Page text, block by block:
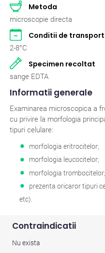
Pisici
Rumegatoare mari
Metoda
microscopie directa
Conditii de transport
2-8°C
Specimen recoltat
sange EDTA
Informatii generale
Examinarea microscopica a
cu privire la morfologia
tipuri celulare:
morfologia eritrocitelor;
morfologia leucocitelor;
morfologia trombocitelor;
prezenta oricaror tipuri
etc).
Contraindicatii
Nu exista